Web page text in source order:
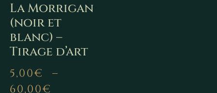
La Morrigan
(noir et
blanc) –
Tirage d’art
5,00€
–
60,00€